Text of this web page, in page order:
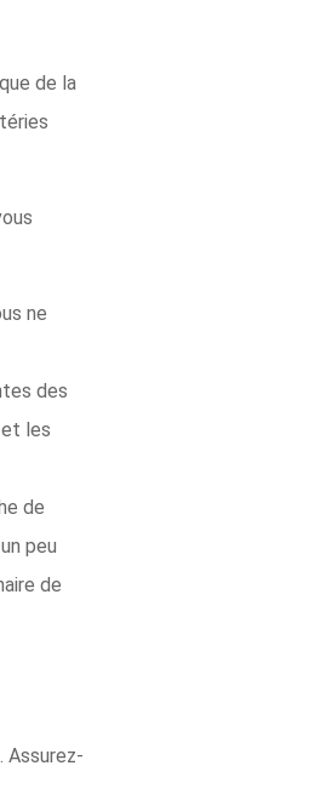
de la
ne
des
les
de
peu
de
Assurez-